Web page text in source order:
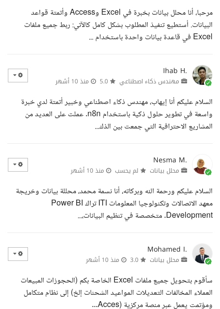
مرحبا، أنا محلل بيانات بخبرة في Excel وAccess وأتمتة قواعد
البيانات. أستطيع تنفيذ المطلوب بشكل كامل كالآتي: ربط جميع ملفات
Excel في قاعدة بيانات واحدة باستخدام ...
Ihab H.
مهندس ذكاء اصطناعي منذ 10 أشهر
السلام عليكم أنا إيهاب، مهندس ذكاء اصطناعي وخبير أتمتة لدي خبرة
واسعة في تطوير حلول ذكية باستخدام n8n. عملت على العديد من
المشاريع الاحترافية التي جمعت بين الذك...
Nesma M.
محلل بيانات لم يحسب منذ 10 أشهر
السلام عليكم ورحمة الله وبركاته، أنا نسمة محمد، محللة بيانات وخريجة
معهد الاتصالات وتكنولوجيا المعلومات ITI تراك Power BI
Development. متخصصة في تنظيم البيانات،...
Mohamed I.
محلل بيانات منذ 10 أشهر
سأقوم بتحويل جميع ملفات Excel الخاصة بكم (الحجوزات المبيعات
العملاء المخالفات التعديلات المواعيد الشحنات إلخ) إلى نظام متكامل
ومؤتمت يعمل عبر منصة مركزية (Acces...